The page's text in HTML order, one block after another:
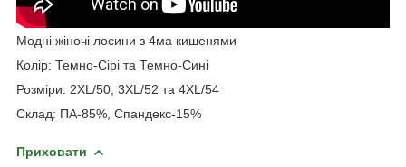
Модні жіночі лосини з 4ма кишенями
Колір: Темно-Сірі та Темно-Сині
Розміри: 2XL/50, 3XL/52 та 4XL/54
Склад: ПА-85%, Спандекс-15%
Приховати